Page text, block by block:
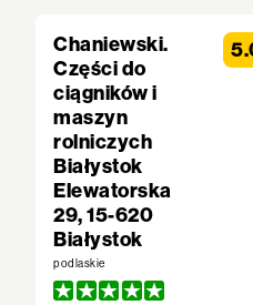
Chaniewski.
Części do
ciągników i
maszyn
rolniczych
Białystok
Elewatorska
29, 15-620
Białystok
podlaskie